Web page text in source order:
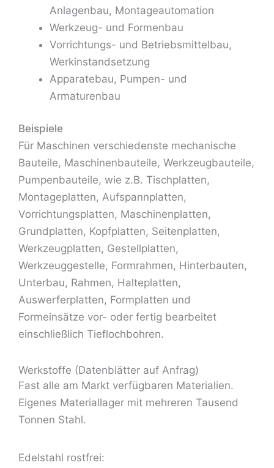
Anlagenbau, Montageautomation
Werkzeug- und Formenbau
Vorrichtungs- und Betriebsmittelbau,
Werkinstandsetzung
Apparatebau, Pumpen- und
Armaturenbau
Beispiele
Für Maschinen verschiedenste mechanische
Bauteile, Maschinenbauteile, Werkzeugbauteile,
Pumpenbauteile, wie z.B. Tischplatten,
Montageplatten, Aufspannplatten,
Vorrichtungsplatten, Maschinenplatten,
Grundplatten, Kopfplatten, Seitenplatten,
Werkzeugplatten, Gestellplatten,
Werkzeuggestelle, Formrahmen, Hinterbauten,
Unterbau, Rahmen, Halteplatten,
Auswerferplatten, Formplatten und
Formeinsätze vor- oder fertig bearbeitet
einschließlich Tieflochbohren.
Werkstoffe (Datenblätter auf Anfrag)
Fast alle am Markt verfügbaren Materialien.
Eigenes Materiallager mit mehreren Tausend
Tonnen Stahl.
Edelstahl rostfrei: